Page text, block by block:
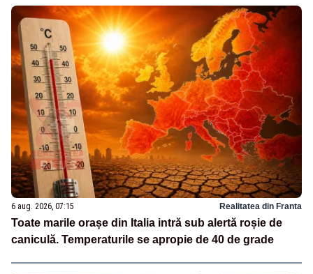
6 aug. 2026, 07:15 Realitatea din Franta
Toate marile orașe din Italia intră sub alertă roșie de
caniculă. Temperaturile se apropie de 40 de grade